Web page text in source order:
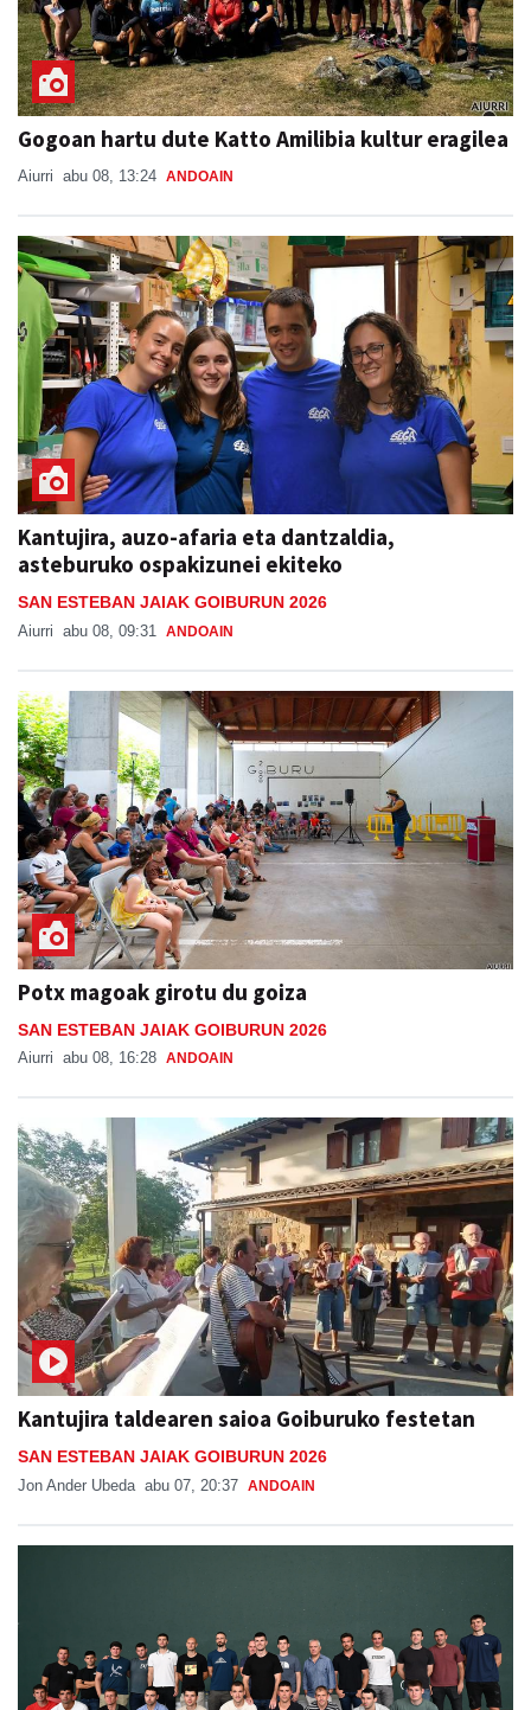
Gogoan hartu dute Katto Amilibia kultur eragilea
Aiurri abu 08, 13:24 ANDOAIN
Kantujira, auzo-afaria eta dantzaldia,
asteburuko ospakizunei ekiteko
SAN ESTEBAN JAIAK GOIBURUN 2026
Aiurri abu 08, 09:31 ANDOAIN
Potx magoak girotu du goiza
SAN ESTEBAN JAIAK GOIBURUN 2026
Aiurri abu 08, 16:28 ANDOAIN
Kantujira taldearen saioa Goiburuko festetan
SAN ESTEBAN JAIAK GOIBURUN 2026
Jon Ander Ubeda abu 07, 20:37 ANDOAIN